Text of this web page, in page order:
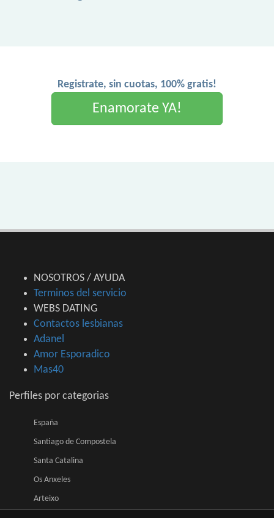
Registrate, sin cuotas, 100% gratis!
Enamorate YA!
NOSOTROS / AYUDA
Terminos del servicio
WEBS DATING
Contactos lesbianas
Adanel
Amor Esporadico
Mas40
Perfiles por categorias
España
Santiago de Compostela
Santa Catalina
Os Anxeles
Arteixo